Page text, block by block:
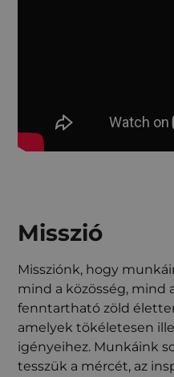
Misszió
Missziónk, hogy
mind a közösség, mind
fenntartható zöld
amelyek tökéletesen
igényeihez. Munkáink
tesszük a mércét, az